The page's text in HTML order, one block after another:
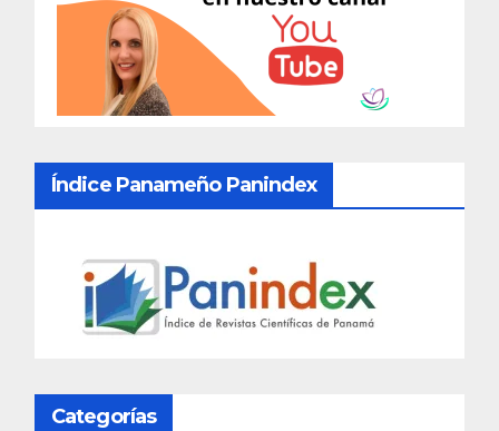
Índice Panameño Panindex
Categorías